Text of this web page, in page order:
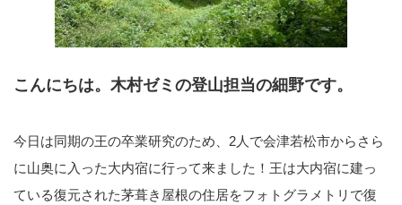
こんにちは。木村ゼミの登山担当の細野です。
今日は同期の王の卒業研究のため、2人で会津若松市からさら
に山奥に入った大内宿に行って来ました！王は大内宿に建っ
ている復元された茅葺き屋根の住居をフォトグラメトリで復